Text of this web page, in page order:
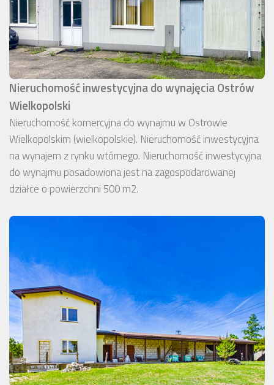
Nieruchomość inwestycyjna do wynajęcia Ostrów
Wielkopolski
Nieruchomość komercyjna do wynajmu w Ostrowie
Wielkopolskim (wielkopolskie). Nieruchomość inwestycyjna
na wynajem z rynku wtórnego. Nieruchomość inwestycyjna
do wynajmu posadowiona jest na zagospodarowanej
działce o powierzchni 500 m2.